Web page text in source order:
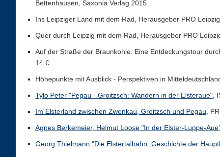
Bettenhausen, Saxonia Verlag 2015
Ins Leipziger Land mit dem Rad, Herausgeber PRO
Quer durch Leipzig mit dem Rad, Herausgeber PRO
Auf der Straße der Braunkohle. Eine Entdeckungstour
14 €
Höhepunkte mit Ausblick - Perspektiven in
Tylo Peter "Pegau - Groitzsch: Wandern in der Elsteraue" ,
Im Elsterland zwischen Zwenkau, Groitzsch und Pegau ,
Agnes Berkemeier, Helmut Loose "In der Elster-Luppe-
Georg Thielmann "Die Elstertalbahn: Geschichte der